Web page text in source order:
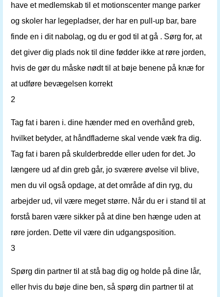
have et medlemskab til et motionscenter mange parker
og skoler har legepladser, der har en pull-up bar, bare
finde en i dit nabolag, og du er god til at gå . Sørg for, at
det giver dig plads nok til dine fødder ikke at røre jorden,
hvis de gør du måske nødt til at bøje benene på knæ for
at udføre bevægelsen korrekt
2
Tag fat i baren i. dine hænder med en overhånd greb,
hvilket betyder, at håndfladerne skal vende væk fra dig.
Tag fat i baren på skulderbredde eller uden for det. Jo
længere ud af din greb går, jo sværere øvelse vil blive,
men du vil også opdage, at det område af din ryg, du
arbejder ud, vil være meget større. Når du er i stand til at
forstå baren være sikker på at dine ben hænge uden at
røre jorden. Dette vil være din udgangsposition.
3
Spørg din partner til at stå bag dig og holde på dine lår,
eller hvis du bøje dine ben, så spørg din partner til at